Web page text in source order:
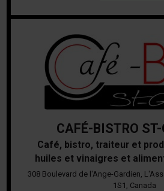
CAFÉ-BISTRO
Café, bistro, traiteur et
huiles et vinaigres et
308 Boulevard de l'Ange-Gardien,
1S1, Canada